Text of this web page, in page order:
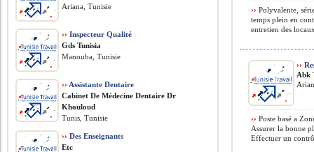
›› Polyvalente,
temps plein en
entretien des
››
Abk
›› Poste basé a
Assurer la bonne
Effectuer un
Ariana, Tunisie
›› Inspecteur Qualité
Gds Tunisia
Manouba, Tunisie
›› Assistante Dentaire
Cabinet De Médecine Dentaire Dr
Khouloud
Tunis, Tunisie
›› Des Enseignants
Etc